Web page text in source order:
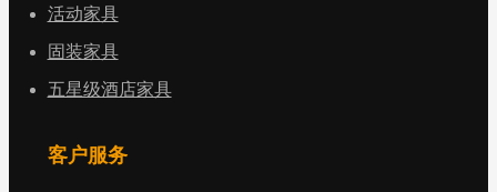
活动家具
固装家具
五星级酒店家具
客户服务